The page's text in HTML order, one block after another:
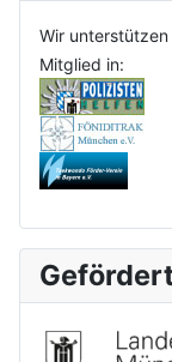
Wir
Mitglied in: